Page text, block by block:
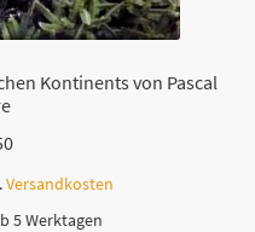
Kontinents von Pascal
Versandkosten
5 Werktagen